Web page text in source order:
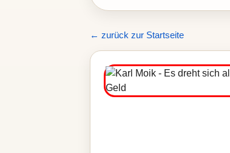
← zurück zur Startseite